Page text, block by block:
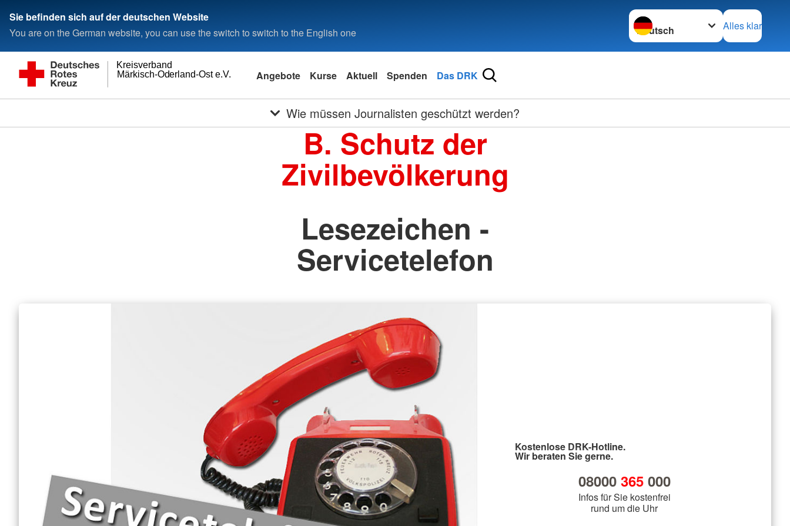
Sie befinden sich auf der deutschen Website
You are on the German website, you can use the switch to switch to the English one
Sprache wechseln zu
Alles klar
Märkisch-Oderland-Ost e.V.
Kreisverband
Angebote Kurse Aktuell Spenden Das DRK
Wie müssen Journalisten geschützt werden?
B. Schutz der
Zivilbevölkerung
Lesezeichen -
Servicetelefon
Kostenlose DRK-Hotline.
Wir beraten Sie gerne.
08000 365000
Infos für Sie kostenfrei
rund um die Uhr